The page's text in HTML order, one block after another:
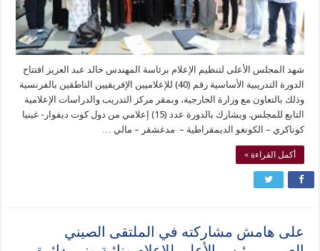
شهد المجلس الأعلى لتنظيم الإعلام برئاسة المهندس خالد عبد العزيز افتتاح
الدورة التدريبية الأساسية رقم (40) للإعلاميين الإفريقيين الناطقين بالفرنسية
وذلك بالتعاون مع وزارة الخارجية، وبمقر مركز التدريب والدراسات الإعلامية
التابع للمجلس. ويشارك بالدورة عدد (15) إعلامي من دول كوت ديفوار- غينيا
كوناكري – الكونغو الديمقراطية – مدغشقر – مالي …
أكمل القراءة »
على هامش مشاركته في الملتقى الصيني